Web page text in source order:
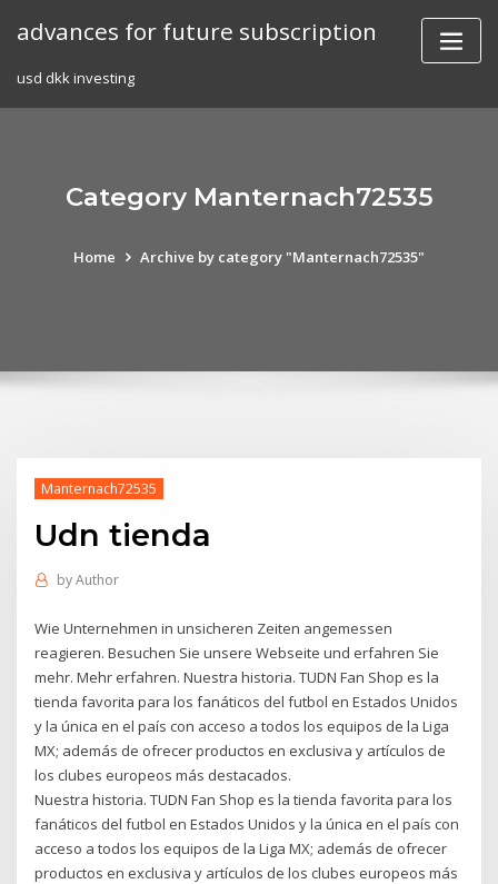
advances for future subscription
usd dkk investing
Category Manternach72535
Home Archive by category "Manternach72535"
Manternach72535
Udn tienda
byAuthor
Wie Unternehmen in unsicheren Zeiten angemessen
reagieren. Besuchen Sie unsere Webseite und erfahren Sie
mehr. Mehr erfahren. Nuestra historia. TUDN Fan Shop es la
tienda favorita para los fanáticos del futbol en Estados Unidos
y la única en el país con acceso a todos los equipos de la Liga
MX; además de ofrecer productos en exclusiva y artículos de
los clubes europeos más destacados.
Nuestra historia. TUDN Fan Shop es la tienda favorita para los
fanáticos del futbol en Estados Unidos y la única en el país con
acceso a todos los equipos de la Liga MX; además de ofrecer
productos en exclusiva y artículos de los clubes europeos más